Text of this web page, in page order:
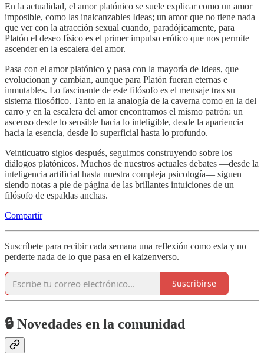
En la actualidad, el amor platónico se suele explicar como un amor
imposible, como las inalcanzables Ideas; un amor que no tiene nada
que ver con la atracción sexual cuando, paradójicamente, para
Platón el deseo físico es el primer impulso erótico que nos permite
ascender en la escalera del amor.
Pasa con el amor platónico y pasa con la mayoría de Ideas, que
evolucionan y cambian, aunque para Platón fueran eternas e
inmutables. Lo fascinante de este filósofo es el mensaje tras su
sistema filosófico. Tanto en la analogía de la caverna como en la del
carro y en la escalera del amor encontramos el mismo patrón: un
ascenso desde lo sensible hacia lo inteligible, desde la apariencia
hacia la esencia, desde lo superficial hasta lo profundo.
Veinticuatro siglos después, seguimos construyendo sobre los
diálogos platónicos. Muchos de nuestros actuales debates —desde la
inteligencia artificial hasta nuestra compleja psicología— siguen
siendo notas a pie de página de las brillantes intuiciones de un
filósofo de espaldas anchas.
Compartir
Suscríbete para recibir cada semana una reflexión como esta y no
perderte nada de lo que pasa en el kaizenverso.
Suscribirse
🔒 Novedades en la comunidad